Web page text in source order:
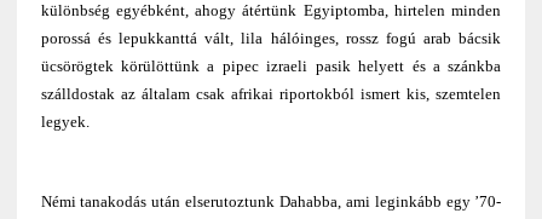
különbség egyébként, ahogy átértünk Egyiptomba, hirtelen minden
porossá és lepukkanttá vált, lila hálóinges, rossz fogú arab bácsik
ücsörögtek körülöttünk a pipec izraeli pasik helyett és a szánkba
szálldostak az általam csak afrikai riportokból ismert kis, szemtelen
legyek.
Némi tanakodás után elserutoztunk Dahabba, ami leginkább egy ’70-